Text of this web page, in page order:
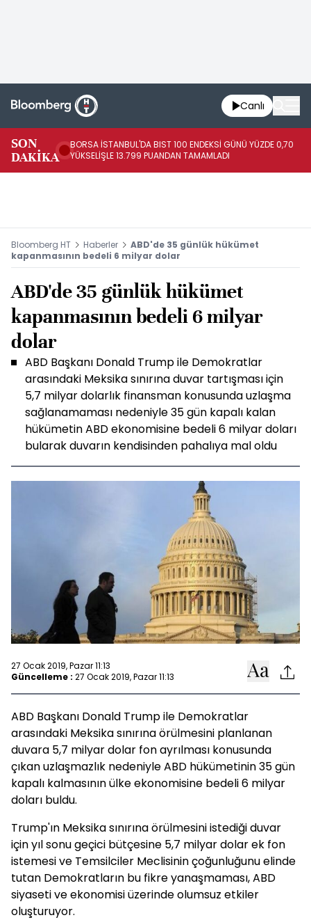
Canlı
SON
DAKİKA
BORSA İSTANBUL'DA BIST 100 ENDEKSİ GÜNÜ YÜZDE 0,70
YÜKSELİŞLE 13.799 PUANDAN TAMAMLADI
Bloomberg HT Haberler
ABD'de 35 günlük hükümet
kapanmasının bedeli 6 milyar dolar
ABD'de 35 günlük hükümet
kapanmasının bedeli 6 milyar
dolar
ABD Başkanı Donald Trump ile Demokratlar
arasındaki Meksika sınırına duvar tartışması için
5,7 milyar dolarlık finansman konusunda uzlaşma
sağlanamaması nedeniyle 35 gün kapalı kalan
hükümetin ABD ekonomisine bedeli 6 milyar doları
bularak duvarın kendisinden pahalıya mal oldu
27 Ocak 2019, Pazar 11:13
Güncelleme : 27 Ocak 2019, Pazar 11:13
ABD Başkanı Donald Trump ile Demokratlar
arasındaki Meksika sınırına örülmesini planlanan
duvara 5,7 milyar dolar fon ayrılması konusunda
çıkan uzlaşmazlık nedeniyle ABD hükümetinin 35 gün
kapalı kalmasının ülke ekonomisine bedeli 6 milyar
doları buldu.
Trump'ın Meksika sınırına örülmesini istediği duvar
için yıl sonu geçici bütçesine 5,7 milyar dolar ek fon
istemesi ve Temsilciler Meclisinin çoğunluğunu elinde
tutan Demokratların bu fikre yanaşmaması, ABD
siyaseti ve ekonomisi üzerinde olumsuz etkiler
oluşturuyor.